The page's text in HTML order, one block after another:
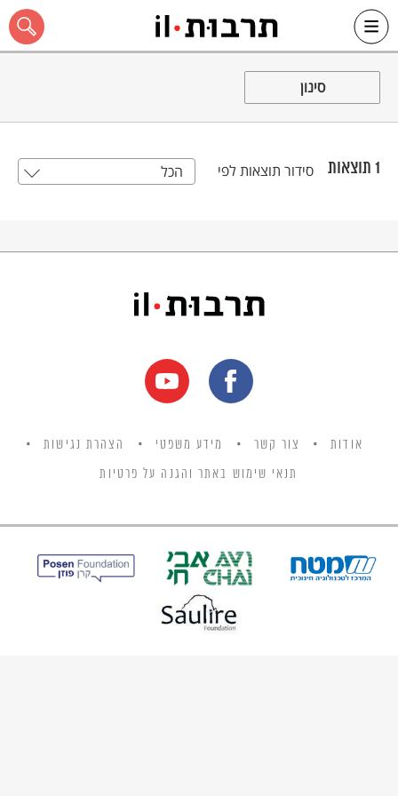
כל האתר
סינון
1 תוצאות סידור תוצאות לפי הכל
אודות צור קשר מידע משפטי הצהרת נגישות
תנאי שימוש באתר והגנה על פרטיות